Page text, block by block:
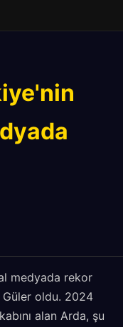
medyada rekor
Güler oldu. 2024
alan Arda, şu